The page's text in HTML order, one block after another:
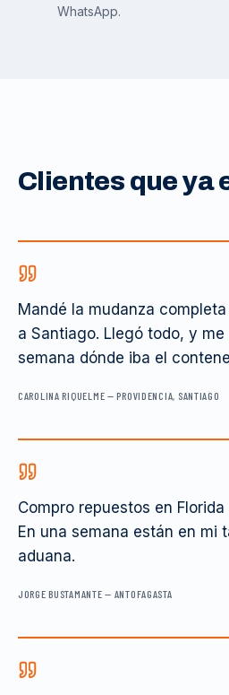
WhatsApp.
Clientes que ya
Mandé la mudanza
a Santiago. Llegó todo, y
semana dónde iba el
CAROLINA RIQUELME —PROVIDENCIA, SANTIAGO
Compro repuestos en
En una semana están en mi
aduana.
JORGE BUSTAMANTE — ANTOFAGASTA